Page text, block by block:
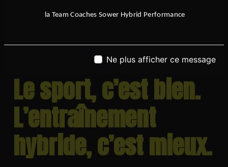
la Team Coaches Sower Hybrid Performance
Ne plus afficher ce message
Sower Hybrid Performancevous accueille
communauté de sportifs motivés.
Le sport, c’est bien.
L’entraînement
hybride, c’est mieux.